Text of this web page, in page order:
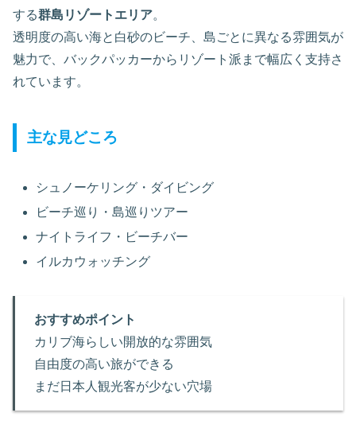
する群島リゾートエリア。
透明度の高い海と白砂のビーチ、島ごとに異なる雰囲気が
魅力で、バックパッカーからリゾート派まで幅広く支持さ
れています。
主な見どころ
シュノーケリング・ダイビング
ビーチ巡り・島巡りツアー
ナイトライフ・ビーチバー
イルカウォッチング
おすすめポイント
カリブ海らしい開放的な雰囲気
自由度の高い旅ができる
まだ日本人観光客が少ない穴場